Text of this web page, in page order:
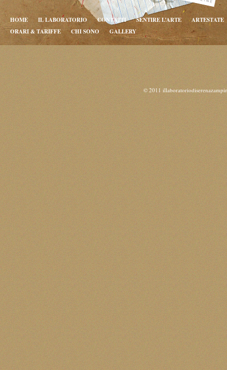
HOME IL LABORATORIO CONTATTI SENTIRE L’ARTE
ARTESTATE
ORARI & TARIFFE
CHI SONO GALLERY
© 2011